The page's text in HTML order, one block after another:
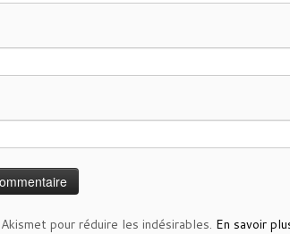
pour réduire les indésirables. En savoir